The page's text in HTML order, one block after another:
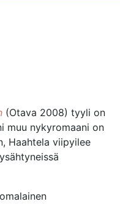
(Otava 2008) tyyli on
muu nykyromaani on
Haahtela viipyilee